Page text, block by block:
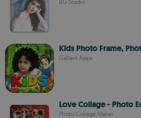
BG.Studio
Kids Photo Frame,
Gallant Apps
Love Collage - Photo
Photo Collage Maker